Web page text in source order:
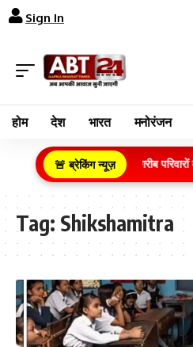
Sign In
होम देश भारत मनोरंजन
🚨 ब्रेकिंग न्यूज़
ग्रामीण क्षेत्र के गरीब
Tag: Shikshamitra